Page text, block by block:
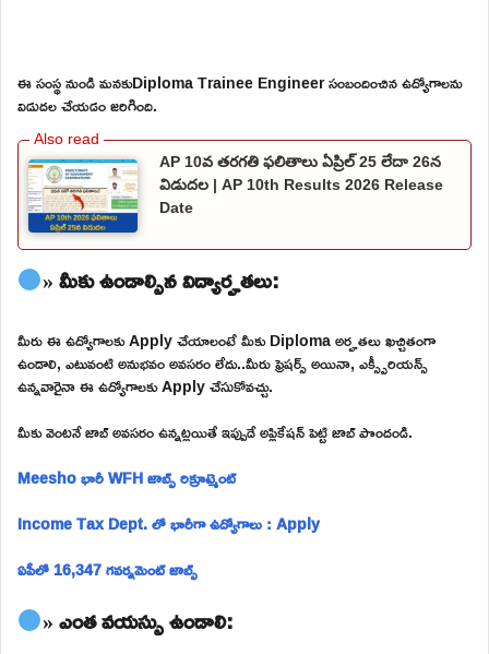
ఈ సంస్థ నుండి మనకుDiploma Trainee Engineer సంబందించిన ఉద్యోగాలను
విడుదల చేయడం జరిగింది.
AP 10వ తరగతి ఫలితాలు ఏప్రిల్ 25 లేదా 26న
విడుదల | AP 10th Results 2026 Release
Date
» మీకు ఉండాల్సిన విద్యార్హతలు:
మీరు ఈ ఉద్యోగాలకు Apply చేయాలంటే మీకు Diploma అర్హతలు ఖచ్చితంగా
ఉండాలి, ఎటువంటి అనుభవం అవసరం లేదు..మీరు ఫ్రెషర్స్ అయినా, ఎక్స్పీరియన్స్
ఉన్నవారైనా ఈ ఉద్యోగాలకు Apply చేసుకోవచ్చు.
మీకు వెంటనే జాబ్ అవసరం ఉన్నట్లయితే ఇప్పుడే అప్లికేషన్ పెట్టి జాబ్ పొందండి.
Meesho భారీ WFH జాబ్స్ రిక్రూట్మెంట్
Income Tax Dept. లో భారీగా ఉద్యోగాలు : Apply
ఏపీలో 16,347 గవర్నమెంట్ జాబ్స్
» ఎంత వయస్సు ఉండాలి: